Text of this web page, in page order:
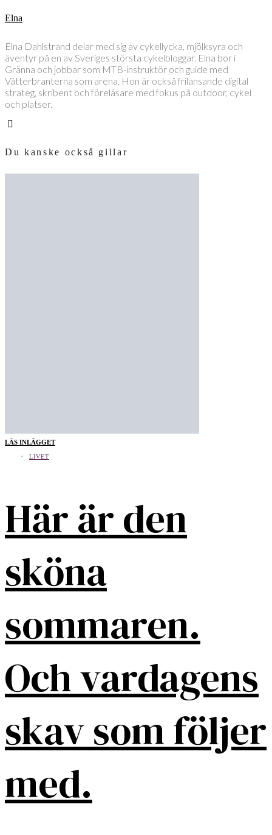
Elna
Elna Dahlstrand delar med sig av cykellycka, mjölksyra och
äventyr på en av Sveriges största cykelbloggar. Elna bor i
Gränna och jobbar som MTB-instruktör och guide med
Vätterbranterna som arena. Hon är också frilansande digital
strateg, skribent och föreläsare med fokus på outdoor, cykel
och platser.
Du kanske också gillar
LÄS INLÄGGET
LIVET
Här är den
sköna
sommaren.
Och vardagens
skav som följer
med.